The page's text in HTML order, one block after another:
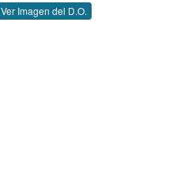
Ver Imagen del D.O.